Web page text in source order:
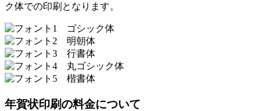
ク体での印刷となります。
年賀状印刷の料金について